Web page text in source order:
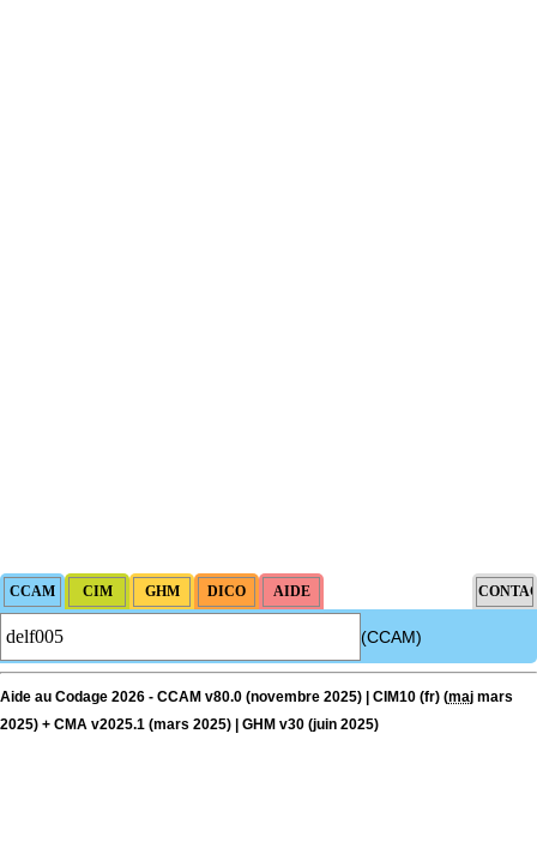
(CCAM)
Aide au Codage 2026 - CCAM v80.0 (novembre 2025) | CIM10 (fr) (maj mars
2025) + CMA v2025.1 (mars 2025) | GHM v30 (juin 2025)